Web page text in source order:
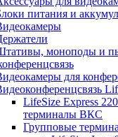
питания и
моноподы и
для
LifeSize Express
терминалы ВКС
Групповые